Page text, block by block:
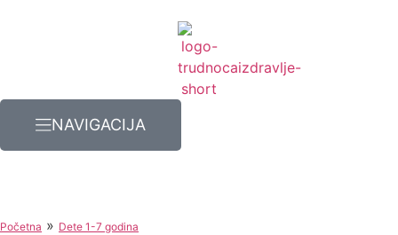
NAVIGACIJA
Početna » Dete 1-7 godina